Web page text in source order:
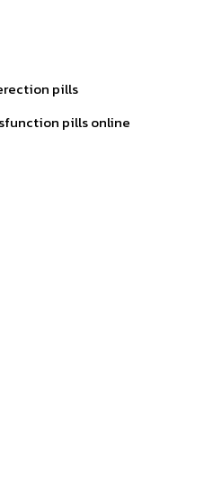
pills
pills online